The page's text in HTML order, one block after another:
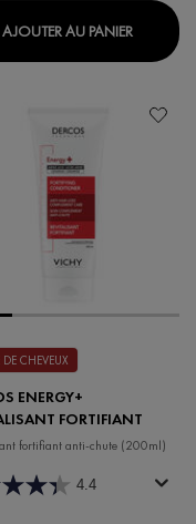
FORTIFIANT
AJOUTER AU PANIER
CHEVEUX
ENERGY+
FORTIFIANT
fortifiant anti-chute (200ml)
4.4